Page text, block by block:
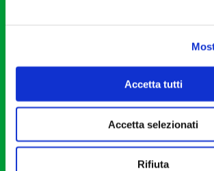
Accetta tutti
Accetta selezionati
Rifiuta
Orchestra I Pomeriggi Musicali
Direttore Artistico
Professori d’Orchestra